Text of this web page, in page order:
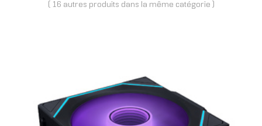
( 16 autres produits dans la même catégorie )